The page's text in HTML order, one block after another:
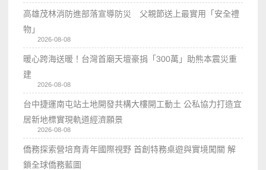
高雄茂林消防進部落宣導防災 父親節送上最實用「安全禮
物」
2026-08-08
暖心跨海送暖！台灣首廟天壇豪捐「300萬」助熊本震災重
建
2026-08-08
台中捷運南屯站土地開發共構大樓開工動土 公私協力打造宜
居新地標實現軌道經濟願景
2026-08-08
僑務探索營培育青年國際視野 首創特務桌遊與實境闖關 解
鎖全球僑務藍圖